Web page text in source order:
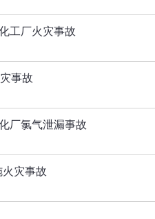
工厂火灾事故
事故
厂氯气泄漏事故
火灾事故